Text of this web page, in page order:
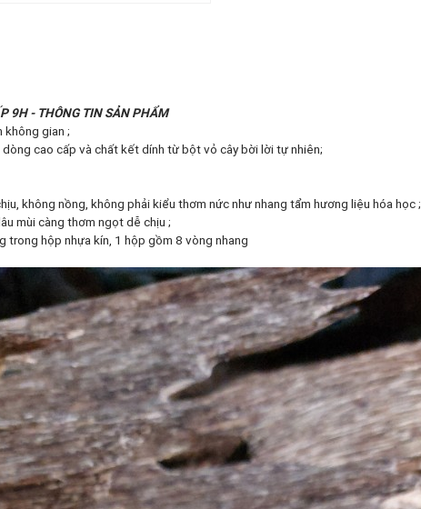
9H - THÔNG TIN SẢN PHẨM
không gian ;
cao cấp và chất kết dính từ bột vỏ cây bời lời tự nhiên;
không nồng, không phải kiểu thơm nức như nhang tẩm hương liệu hóa học ;
mùi càng thơm ngọt dễ chịu ;
trong hộp nhựa kín, 1 hộp gồm 8 vòng nhang